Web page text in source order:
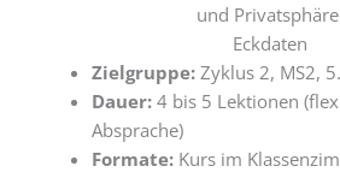
und
Eckdaten
Zielgruppe:Zyklus 2, MS2,
Dauer:4 bis 5 Lektionen
Absprache)
Formate:Kurs im